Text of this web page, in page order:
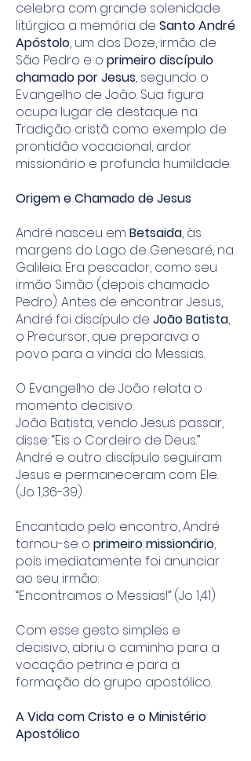
celebra com grande solenidade
litúrgica a memória de Santo André
Apóstolo, um dos Doze, irmão de
São Pedro e o primeiro discípulo
chamado por Jesus, segundo o
Evangelho de João. Sua figura
ocupa lugar de destaque na
Tradição cristã como exemplo de
prontidão vocacional, ardor
missionário e profunda humildade.
Origem e Chamado de Jesus
André nasceu em Betsaida, às
margens do Lago de Genesaré, na
Galileia. Era pescador, como seu
irmão Simão (depois chamado
Pedro). Antes de encontrar Jesus,
André foi discípulo de João Batista,
o Precursor, que preparava o
povo para a vinda do Messias.
O Evangelho de João relata o
momento decisivo:
João Batista, vendo Jesus passar,
disse: “Eis o Cordeiro de Deus.”
André e outro discípulo seguiram
Jesus e permaneceram com Ele.
(Jo 1,36-39)
Encantado pelo encontro, André
tornou-se o primeiro missionário,
pois imediatamente foi anunciar
ao seu irmão:
“Encontramos o Messias!” (Jo 1,41)
Com esse gesto simples e
decisivo, abriu o caminho para a
vocação petrina e para a
formação do grupo apostólico.
A Vida com Cristo e o Ministério
Apostólico